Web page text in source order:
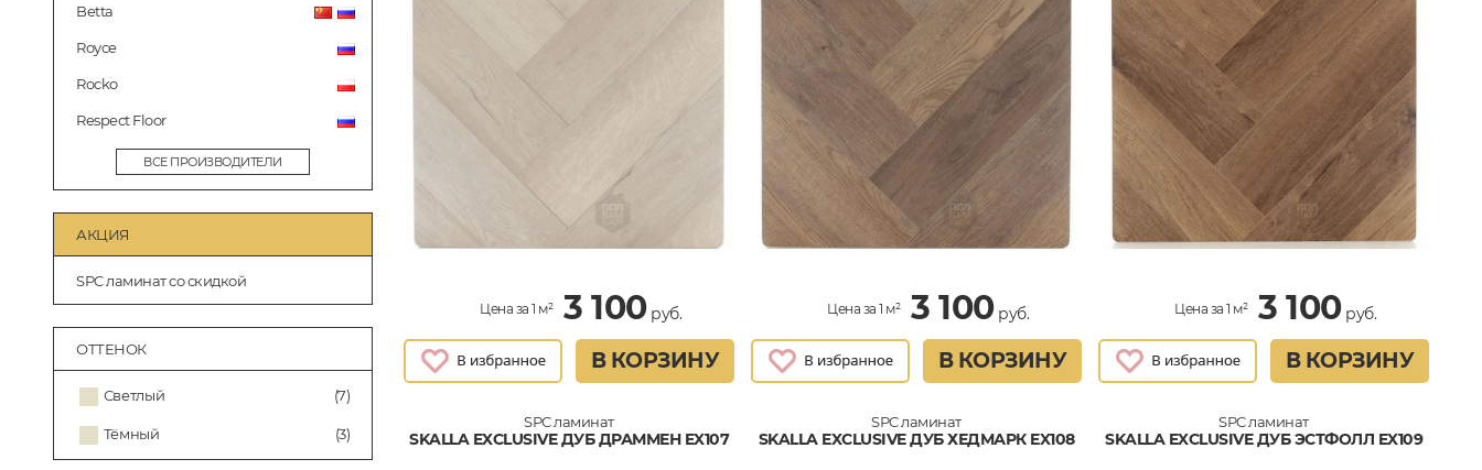
Betta
Royce
Rocko
Respect Floor
ВСЕ ПРОИЗВОДИТЕЛИ
АКЦИЯ
SPC ламинат со скидкой
ОТТЕНОК
Светлый (7)
Тёмный (3)
Цена за 1 м² 3 100руб.
В КОРЗИНУ
Цена за 1 м² 3 100руб.
В КОРЗИНУ
Цена за 1 м² 3 100руб.
В КОРЗИНУ
SPC ламинат
SKALLA EXCLUSIVE ДУБ ДРАММЕН EX107
SPC ламинат
SKALLA EXCLUSIVE ДУБ ХЕДМАРК EX108
SPC ламинат
SKALLA EXCLUSIVE ДУБ ЭСТФОЛЛ EX109